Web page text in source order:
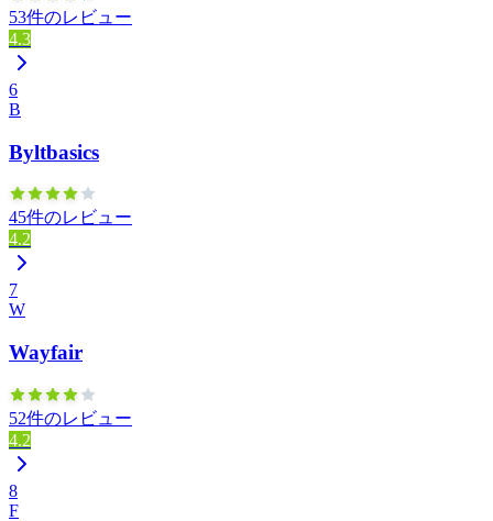
53件のレビュー
4.3
6
B
Byltbasics
45件のレビュー
4.2
7
W
Wayfair
52件のレビュー
4.2
8
F